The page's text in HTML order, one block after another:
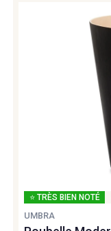
⭐ TRÈS BIEN NOTÉ
UMBRA